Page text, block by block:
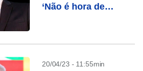
‘Não é hora de
20/04/23 - 11:55min